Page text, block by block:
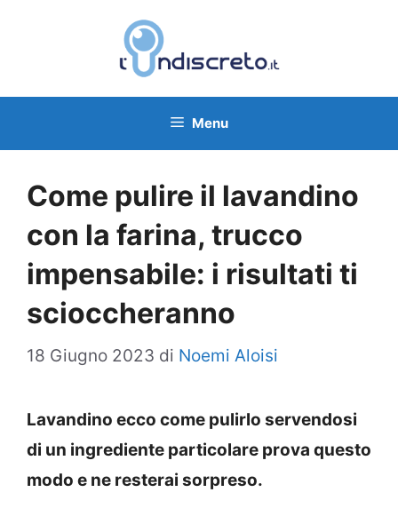
Menu
Come pulire il lavandino
con la farina, trucco
impensabile: i risultati ti
scioccheranno
18 Giugno 2023 di Noemi Aloisi
Lavandino ecco come pulirlo servendosi
di un ingrediente particolare prova questo
modo e ne resterai sorpreso.